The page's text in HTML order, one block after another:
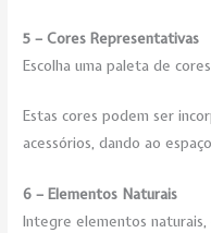
5 – Cores Representativas
Escolha uma paleta de
Estas cores podem ser
acessórios, dando ao
6 – Elementos Naturais
Integre elementos